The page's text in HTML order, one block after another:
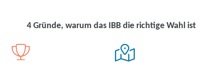
wodurch sich für Sie vielfältige neue Karrierechancen auf dem
4 Gründe, warum das IBB die richtige Wahl ist